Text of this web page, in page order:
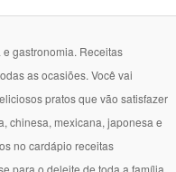
gastronomia. Receitas
as ocasiões. Você vai
pratos que vão satisfazer
chinesa, mexicana, japonesa e
no cardápio receitas
para o deleite de toda a família.